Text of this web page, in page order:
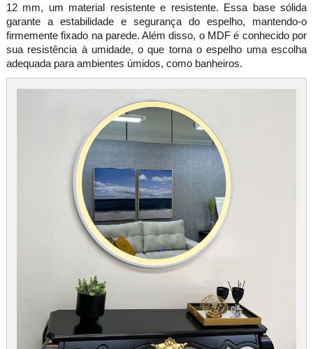
12 mm, um material resistente e resistente. Essa base sólida
garante a estabilidade e segurança do espelho, mantendo-o
firmemente fixado na parede. Além disso, o MDF é conhecido por
sua resistência à umidade, o que torna o espelho uma escolha
adequada para ambientes úmidos, como banheiros.